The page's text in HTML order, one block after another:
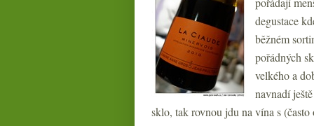
degustace
běžném
pořádných
velkého a
navnadí
sklo, tak rovnou jdu na vína s